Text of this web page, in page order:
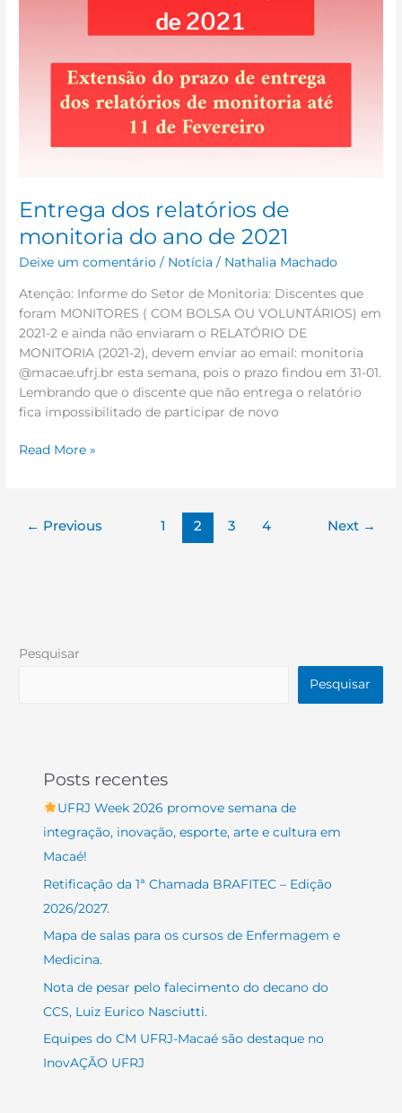
Entrega dos relatórios de
monitoria do ano de 2021
Deixe um comentário / Notícia / Nathalia Machado
Atenção: Informe do Setor de Monitoria: Discentes que
foram MONITORES ( COM BOLSA OU VOLUNTÁRIOS) em
2021-2 e ainda não enviaram o RELATÓRIO DE
MONITORIA (2021-2), devem enviar ao email: monitoria
@macae.ufrj.br esta semana, pois o prazo findou em 31-01.
Lembrando que o discente que não entrega o relatório
fica impossibilitado de participar de novo
Read More »
← Previous 1 2 3 4 Next →
Pesquisar
Pesquisar
Posts recentes
UFRJ Week 2026 promove semana de
integração, inovação, esporte, arte e cultura em
Macaé!
Retificação da 1ª Chamada BRAFITEC – Edição
2026/2027.
Mapa de salas para os cursos de Enfermagem e
Medicina.
Nota de pesar pelo falecimento do decano do
CCS, Luiz Eurico Nasciutti.
Equipes do CM UFRJ-Macaé são destaque no
InovAÇÃO UFRJ